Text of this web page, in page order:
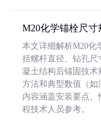
M20化学锚栓尺
本文详细解析M20化
括螺杆直径、钻孔
凝土结构后锚固技术
方法和典型数值（如
内容涵盖安装要点
程技术人员参考。